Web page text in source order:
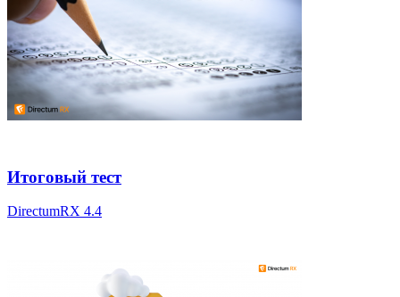
Итоговый тест
DirectumRX 4.4